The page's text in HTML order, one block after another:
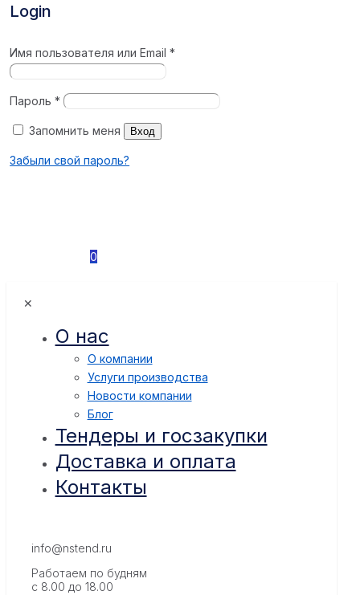
Login
Имя пользователя или Email*
Пароль*
Запомнить меня Вход
Забыли свой пароль?
0
✕
О нас
О компании
Услуги производства
Новости компании
Блог
Тендеры и госзакупки
Доставка и оплата
Контакты
info@nstend.ru
Работаем по будням
с 8.00 до 18.00